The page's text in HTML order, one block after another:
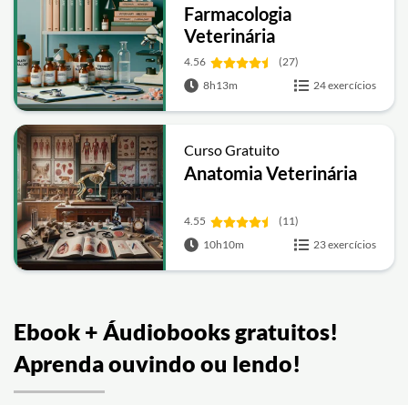
Farmacologia
Veterinária
4.56
(27)
8h13m
24 exercícios
Curso Gratuito
Anatomia Veterinária
4.55
(11)
10h10m
23 exercícios
Ebook + Áudiobooks gratuitos!
Aprenda ouvindo ou lendo!